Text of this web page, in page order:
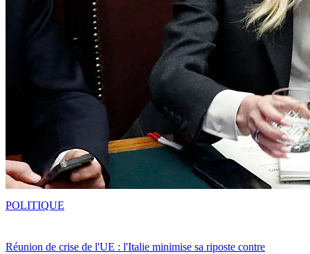
Réunion de crise de l'UE : l'Italie minimise sa riposte contre
POLITIQUE